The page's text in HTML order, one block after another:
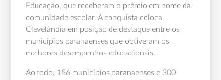
Educação, que receberam o prêmio em nome da
comunidade escolar. A conquista coloca
Clevelândia em posição de destaque entre os
municípios paranaenses que obtiveram os
melhores desempenhos educacionais.
Ao todo, 156 municípios paranaenses e 300